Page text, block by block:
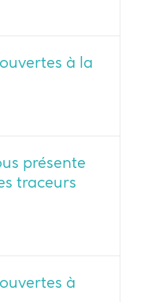
à la
présente
traceurs
à